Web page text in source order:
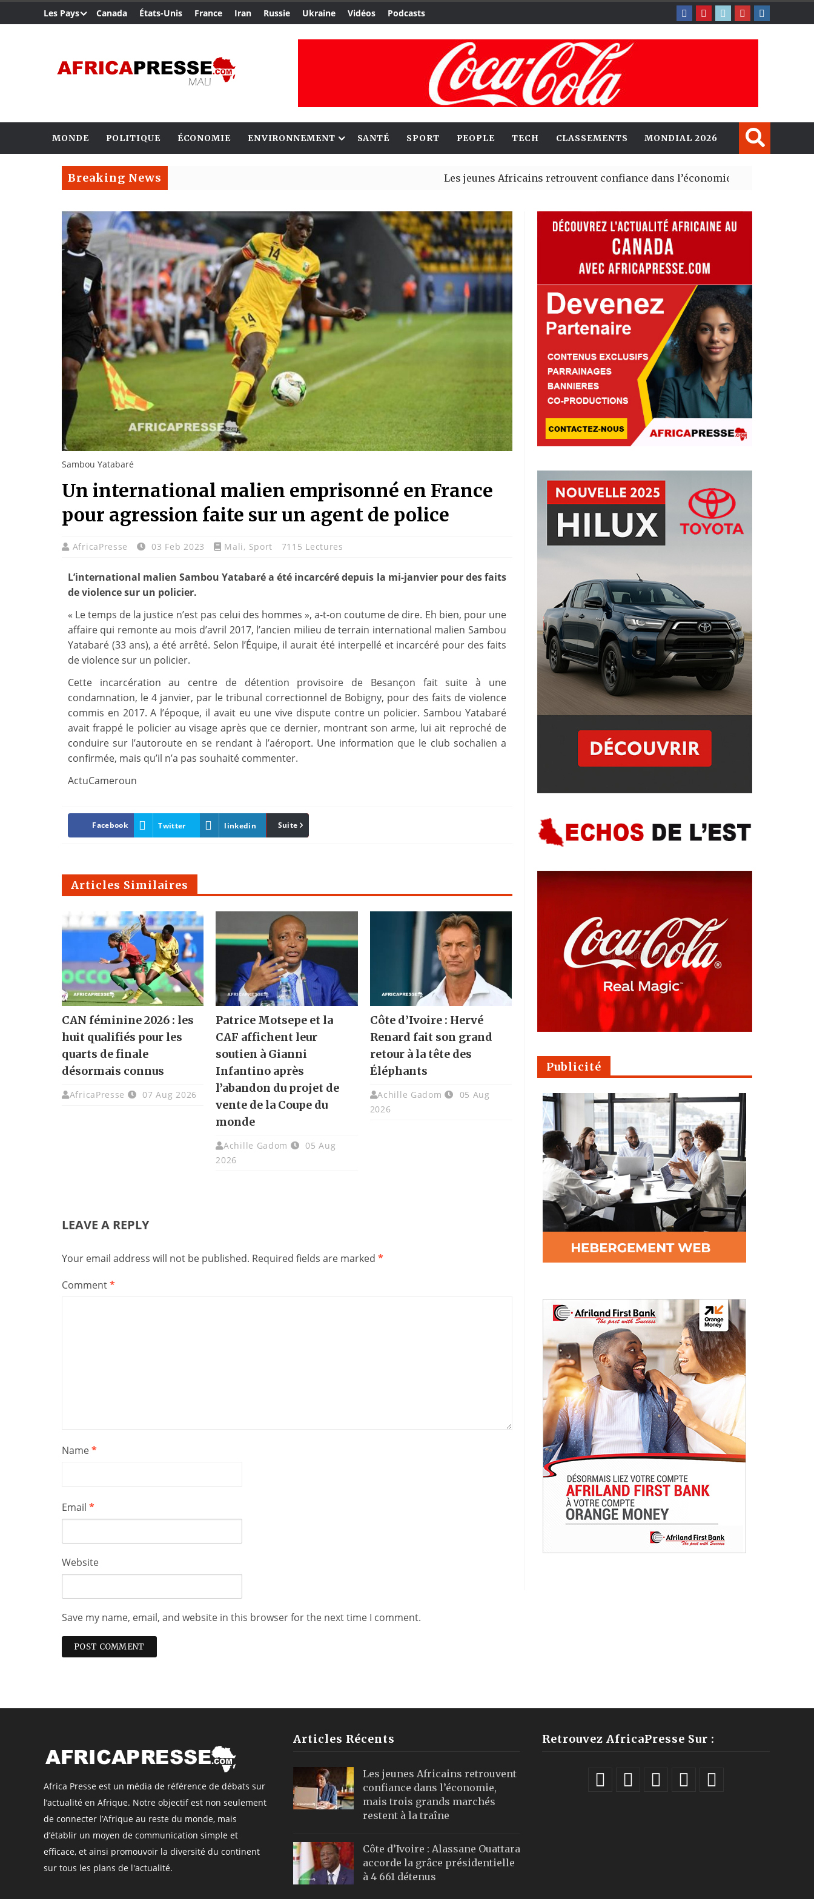
Les Pays Canada États-Unis France Iran Russie Ukraine Vidéos Podcasts
MONDE POLITIQUE ÉCONOMIE ENVIRONNEMENT SANTÉ SPORT PEOPLE TECH CLASSEMENTS MONDIAL 2026
Breaking News Les jeunes Africains retrouvent confiance dans l’économie, mais trois grands
Sambou Yatabaré
Un international malien emprisonné en France
pour agression faite sur un agent de police
AfricaPresse 03 Feb 2023 Mali, Sport 7115 Lectures
L’international malien Sambou Yatabaré a été incarcéré depuis la mi-janvier pour des faits
de violence sur un policier.
« Le temps de la justice n’est pas celui des hommes », a-t-on coutume de dire. Eh bien, pour une
affaire qui remonte au mois d’avril 2017, l’ancien milieu de terrain international malien Sambou
Yatabaré (33 ans), a été arrêté. Selon l’Équipe, il aurait été interpellé et incarcéré pour des faits
de violence sur un policier.
Cette incarcération au centre de détention provisoire de Besançon fait suite à une
condamnation, le 4 janvier, par le tribunal correctionnel de Bobigny, pour des faits de violence
commis en 2017. A l’époque, il avait eu une vive dispute contre un policier. Sambou Yatabaré
avait frappé le policier au visage après que ce dernier, montrant son arme, lui ait reproché de
conduire sur l’autoroute en se rendant à l’aéroport. Une information que le club sochalien a
confirmée, mais qu’il n’a pas souhaité commenter.
ActuCameroun
Facebook Twitter linkedin Pinterest
Suite
Articles Similaires
CAN féminine 2026 : les
huit qualifiés pour les
quarts de finale
désormais connus
AfricaPresse 07 Aug 2026
Patrice Motsepe et la
CAF affichent leur
soutien à Gianni
Infantino après
l’abandon du projet de
vente de la Coupe du
monde
Achille Gadom
05 Aug
2026
Côte d’Ivoire : Hervé
Renard fait son grand
retour à la tête des
Éléphants
Achille Gadom
05 Aug
2026
LEAVE A REPLY
Your email address will not be published. Required fields are marked *
Comment*
Name*
Email *
Website
Save my name, email, and website in this browser for the next time I comment.
Publicité
Africa Presse est un média de référence de débats sur
l’actualité en Afrique. Notre objectif est non seulement
de connecter l’Afrique au reste du monde, mais
d’établir un moyen de communication simple et
efficace, et ainsi promouvoir la diversité du continent
sur tous les plans de l'actualité.
Articles Récents
Les jeunes Africains retrouvent
confiance dans l’économie,
mais trois grands marchés
restent à la traîne
Côte d’Ivoire : Alassane Ouattara
accorde la grâce présidentielle
à 4 661 détenus
Retrouvez AfricaPresse Sur :